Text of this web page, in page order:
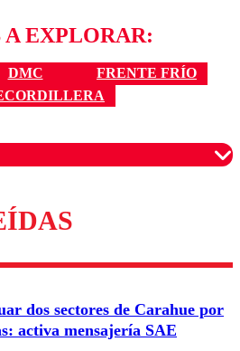
EXPLORAR:
DMC
FRENTE FRÍO
moderados para garantizar un
respetuoso.
dos sectores de Carahue por
activa mensajería SAE